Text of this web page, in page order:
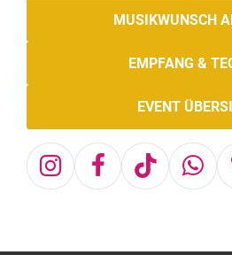
MUSIKWUNSCH
EMPFANG &
EVENT
Instagram
Facebook
Tiktok